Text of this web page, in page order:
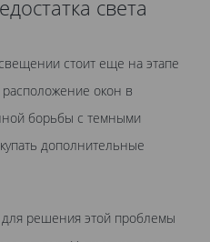
света
стоит еще на этапе
окон в
борьбы с темными
дополнительные
решения этой проблемы